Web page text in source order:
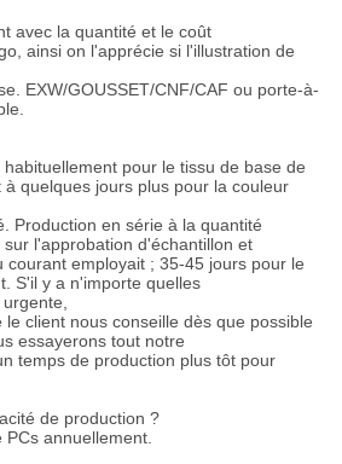
avec la quantité et le coût
ainsi on l'apprécie si l'illustration de
EXW/GOUSSET/CNF/CAF ou porte-à-
pour le tissu de base de
quelques jours plus pour la couleur
Production en série à la quantité
l'approbation d'échantillon et
courant employait ; 35-45 jours pour le
S'il y a n'importe quelles
client nous conseille dès que possible
essayerons tout notre
temps de production plus tôt pour
de production ?
annuellement.